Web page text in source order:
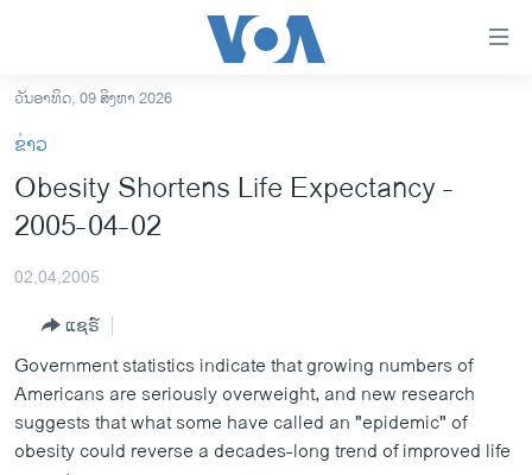
ເຂົ້າ
ຫາ
ຂ້າມ
ຂ້າມ
ຫາ
ອາເມຣິກາ
ຂ່າວ​ຈີນ
ໂລກ
ເອເຊຍ
ອິດສະຫຼະພາບດ້ານການຂ່າວ
ຊີວິດຊາວລາວ
ວັນອາທິດ, 09 ສິງຫາ 2026
ຂ່າວ
Obesity Shortens Life Expectancy -
2005-04-02
02,04,2005
ແຊຣ໌
Government statistics indicate that growing numbers of
Americans are seriously overweight, and new research
suggests that what some have called an "epidemic" of
obesity could reverse a decades-long trend of improved life